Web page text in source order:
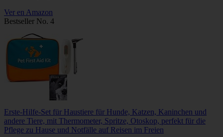
Ver en Amazon
Bestseller No. 4
Erste-Hilfe-Set für Haustiere für Hunde, Katzen, Kaninchen und
andere Tiere, mit Thermometer, Spritze, Otoskop, perfekt für die
Pflege zu Hause und Notfälle auf Reisen im Freien